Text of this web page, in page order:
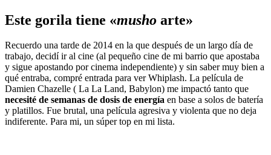
Este gorila tiene «musho arte»
Recuerdo una tarde de 2014 en la que después de un largo día de
trabajo, decidí ir al cine (al pequeño cine de mi barrio que apostaba
y sigue apostando por cinema independiente) y sin saber muy bien a
qué entraba, compré entrada para ver Whiplash. La película de
Damien Chazelle ( La La Land, Babylon) me impactó tanto que
necesité de semanas de dosis de energía en base a solos de batería
y platillos. Fue brutal, una película agresiva y violenta que no deja
indiferente. Para mi, un súper top en mi lista.